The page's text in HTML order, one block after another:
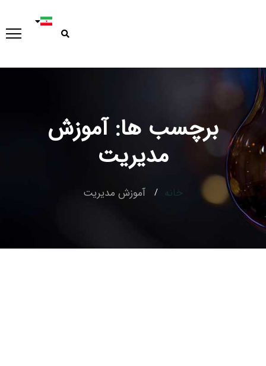
Type and hit enter
برچسب ها: آموزش
مديريت
خانه آموزش مديريت